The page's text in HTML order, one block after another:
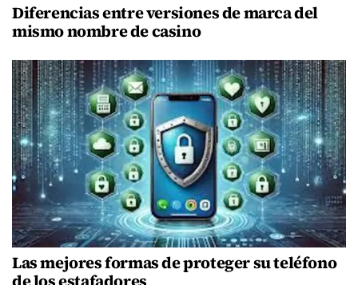
Diferencias entre versiones de marca del
mismo nombre de casino
Las mejores formas de proteger su teléfono